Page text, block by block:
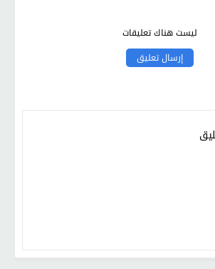
ليست هناك تعليقات
إرسال تعليق